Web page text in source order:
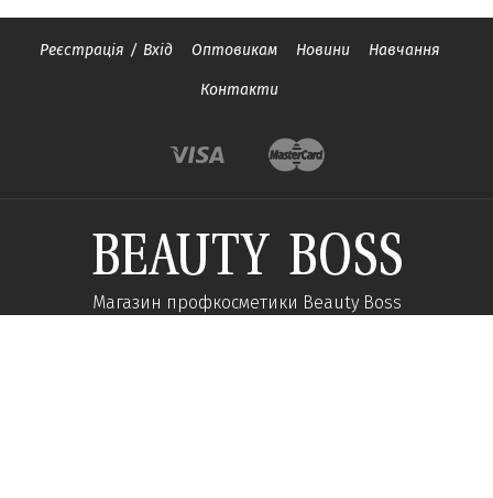
Реєстрація / Вхід Оптовикам Новини Навчання
Контакти
Магазин профкосметики Beauty Boss